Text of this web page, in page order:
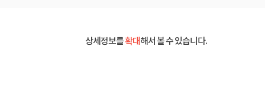
상세정보를확대해서 볼 수 있습니다.